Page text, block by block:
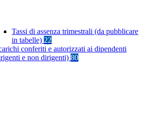
Tassi di assenza trimestrali (da pubblicare
in tabelle) 22
conferiti e autorizzati ai dipendenti
e non dirigenti) 80